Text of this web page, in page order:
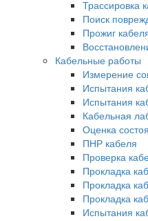
Трассировка
Поиск
Прожиг
Кабельные работы
Измерение
Испытания
Испытания
Кабельная
Оценка
ПНР кабеля
Проверка
Прокладка
Прокладка
Прокладка
Испытания